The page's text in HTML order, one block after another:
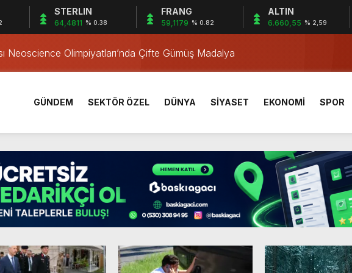
STERLIN
64,4811 % 0.38
FRANG
59,1179 % 0.82
ALTIN
6.660,55 % 2,59
Gerçekleşti
Neoscience Olimpiyatları’nda Çifte Gümüş Madalya
Çarptı: Sürücü Tutuklandı
Öğrencilerinden ABD’de Tarihi Başarı: 6 Öğrenci 14 Madalya Kazandı
desteği hesaplara yatırıldı
Bulundu
Yaşındaki M.A.D. Yaşadıklarını Anlattı
İçinde Darp
Gerçekleşti
Neoscience Olimpiyatları’nda Çifte Gümüş Madalya
GÜNDEM SEKTÖR ÖZEL DÜNYA SİYASET EKONOMİ SPOR